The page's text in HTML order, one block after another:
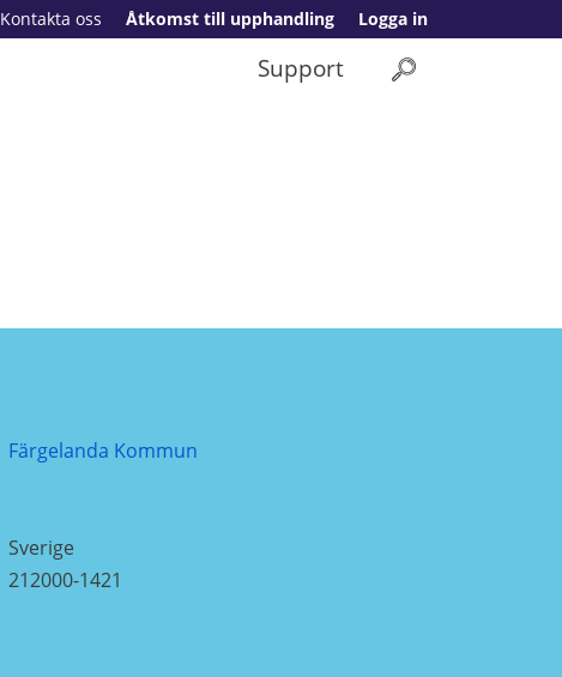
Logga in
Åtkomst till upphandling
Kontakta oss
Support
Färgelanda Kommun
Sverige
212000-1421